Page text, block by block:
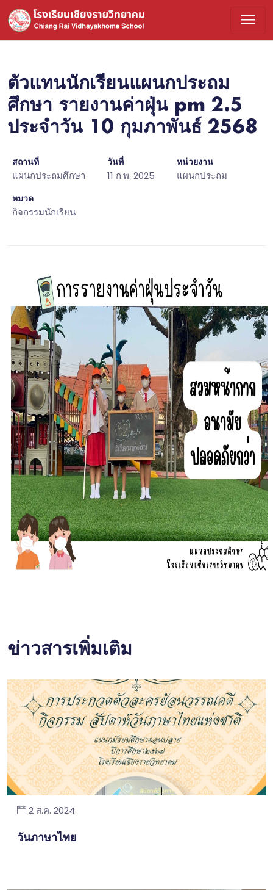
menu
ตัวแทนนักเรียนแผนกประถม
ศึกษา รายงานค่าฝุ่น pm 2.5
ประจำวัน 10 กุมภาพันธ์ 2568
สถานที่
แผนกประถมศึกษา
วันที่
11 ก.พ. 2025
หน่วยงาน
แผนกประถม
หมวด
กิจกรรมนักเรียน
ข่าวสารเพิ่มเติม
2 ส.ค. 2024
วันภาษาไทย